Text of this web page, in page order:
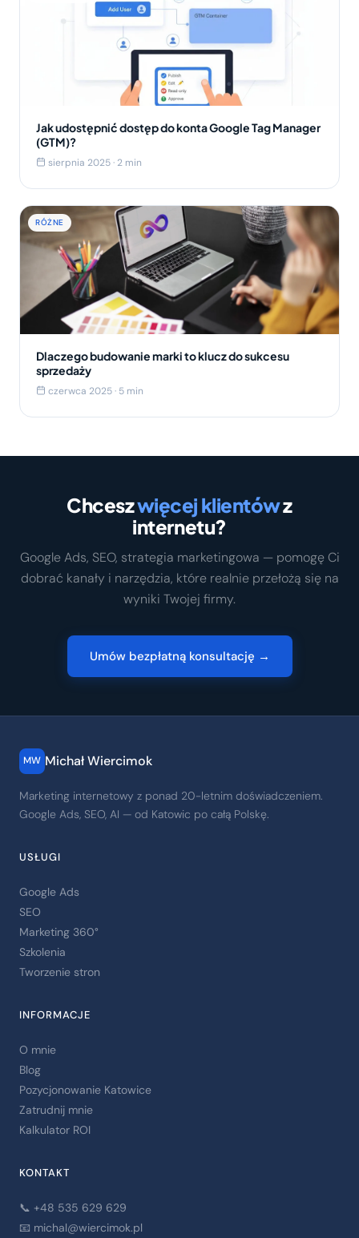
Jak udostępnić dostęp do konta Google Tag Manager
(GTM)?
sierpnia 2025 · 2 min
RÓŻNE
Dlaczego budowanie marki to klucz do sukcesu
sprzedaży
czerwca 2025 · 5 min
Chceszwięcej klientówz
internetu?
Google Ads, SEO, strategia marketingowa — pomogę Ci
dobrać kanały i narzędzia, które realnie przełożą się na
wyniki Twojej firmy.
Umów bezpłatną konsultację →
MW Michał Wiercimok
Marketing internetowy z ponad 20-letnim doświadczeniem.
Google Ads, SEO, AI — od Katowic po całą Polskę.
USŁUGI
Google Ads
SEO
Marketing 360°
Szkolenia
Tworzenie stron
INFORMACJE
O mnie
Blog
Pozycjonowanie Katowice
Zatrudnij mnie
Kalkulator ROI
KONTAKT
📞 +48 535 629 629
📧 michal@wiercimok.pl